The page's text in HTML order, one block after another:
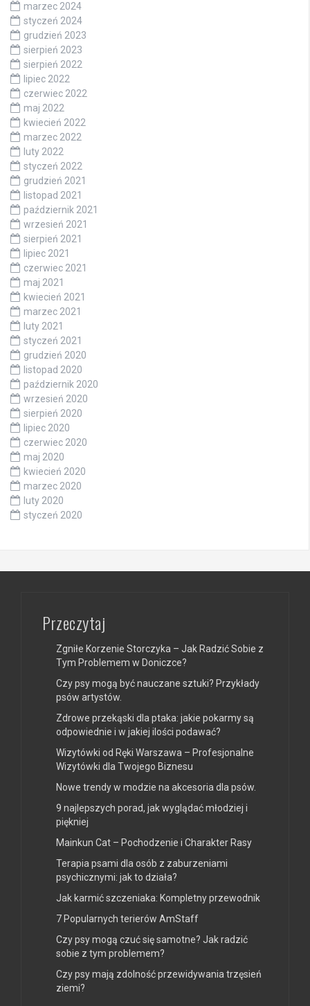
marzec 2024
styczeń 2024
grudzień 2023
sierpień 2023
sierpień 2022
lipiec 2022
czerwiec 2022
maj 2022
kwiecień 2022
marzec 2022
luty 2022
styczeń 2022
grudzień 2021
listopad 2021
październik 2021
wrzesień 2021
sierpień 2021
lipiec 2021
czerwiec 2021
maj 2021
kwiecień 2021
marzec 2021
luty 2021
styczeń 2021
grudzień 2020
listopad 2020
październik 2020
wrzesień 2020
sierpień 2020
lipiec 2020
czerwiec 2020
maj 2020
kwiecień 2020
marzec 2020
luty 2020
styczeń 2020
Przeczytaj
Zgniłe Korzenie Storczyka – Jak Radzić Sobie z
Tym Problemem w Doniczce?
Czy psy mogą być nauczane sztuki? Przykłady
psów artystów.
Zdrowe przekąski dla ptaka: jakie pokarmy są
odpowiednie i w jakiej ilości podawać?
Wizytówki od Ręki Warszawa – Profesjonalne
Wizytówki dla Twojego Biznesu
Nowe trendy w modzie na akcesoria dla psów.
9 najlepszych porad, jak wyglądać młodziej i
piękniej
Mainkun Cat – Pochodzenie i Charakter Rasy
Terapia psami dla osób z zaburzeniami
psychicznymi: jak to działa?
Jak karmić szczeniaka: Kompletny przewodnik
7 Popularnych terierów AmStaff
Czy psy mogą czuć się samotne? Jak radzić
sobie z tym problemem?
Czy psy mają zdolność przewidywania trzęsień
ziemi?